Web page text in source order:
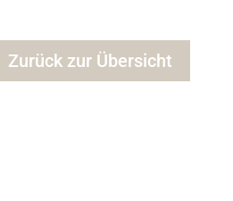
Zurück zur Übersicht